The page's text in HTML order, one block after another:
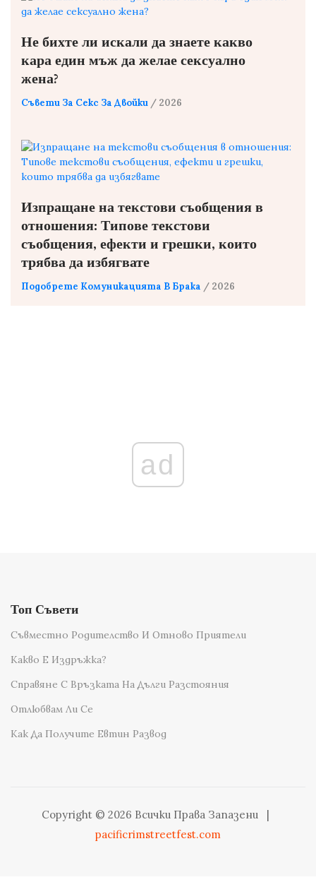
Не бихте ли искали да знаете какво
кара един мъж да желае сексуално
жена?
Съвети За Секс За Двойки / 2026
Изпращане на текстови съобщения в
отношения: Типове текстови
съобщения, ефекти и грешки, които
трябва да избягвате
Подобрете Комуникацията В Брака / 2026
ad
Топ Съвети
Съвместно Родителство И Отново Приятели
Какво Е Издръжка?
Справяне С Връзката На Дълги Разстояния
Отлюбвам Ли Се
Как Да Получите Евтин Развод
Copyright © 2026 Всички Права Запазени
|
pacificrimstreetfest.com